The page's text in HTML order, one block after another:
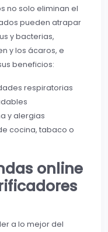
no solo eliminan el
pueden atrapar
y bacterias,
y los ácaros, e
beneficios:
respiratorias
y alergias
cocina, tabaco o
online
a lo mejor del